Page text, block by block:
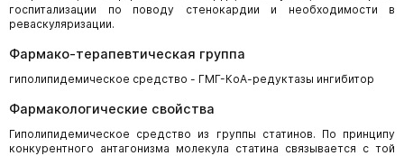
госпитализации по поводу стенокардии и необходимости в
реваскуляризации.
Фармако-терапевтическая группа
гиполипидемическое средство - ГМГ-КоА-редуктазы ингибитор
Фармакологические свойства
Гиполипидемическое средство из группы статинов. По принципу
конкурентного антагонизма молекула статина связывается с той